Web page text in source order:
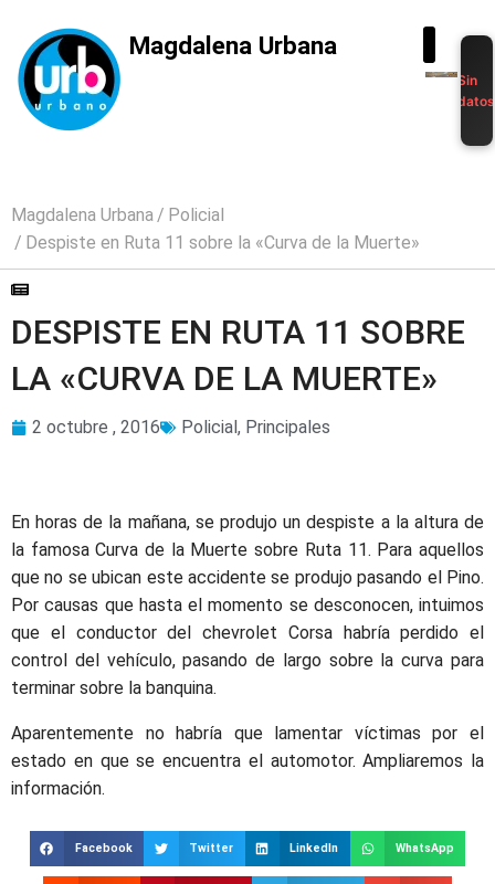
Magdalena Urbana
Sin
datos
Magdalena Urbana
Policial
Despiste en Ruta 11 sobre la «Curva de la Muerte»
DESPISTE EN RUTA 11 SOBRE
LA «CURVA DE LA MUERTE»
2 octubre , 2016 Policial, Principales
En horas de la mañana, se produjo un despiste a la altura de
la famosa Curva de la Muerte sobre Ruta 11. Para aquellos
que no se ubican este accidente se produjo pasando el Pino.
Por causas que hasta el momento se desconocen, intuimos
que el conductor del chevrolet Corsa habría perdido el
control del vehículo, pasando de largo sobre la curva para
terminar sobre la banquina.
Aparentemente no habría que lamentar víctimas por el
estado en que se encuentra el automotor. Ampliaremos la
información.
Facebook Twitter LinkedIn WhatsApp